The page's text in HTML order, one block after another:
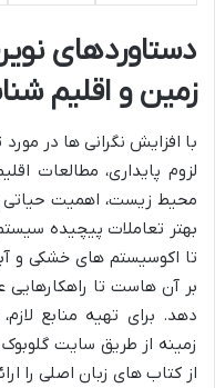
دستاوردهای
زمین و اقلیم
با افزایش نگرانی ها در
لزوم پایداری، مطالعات
محیط زیست، اهمیت حیاتی
بهتر تعاملات پیچیده
تا اکوسیستم های خشکی و
بر آن هاست تا راهکارهایی
دهد. برای تهیه منابع
زمینه از طریق سایت
از کتاب های زبان اصلی را